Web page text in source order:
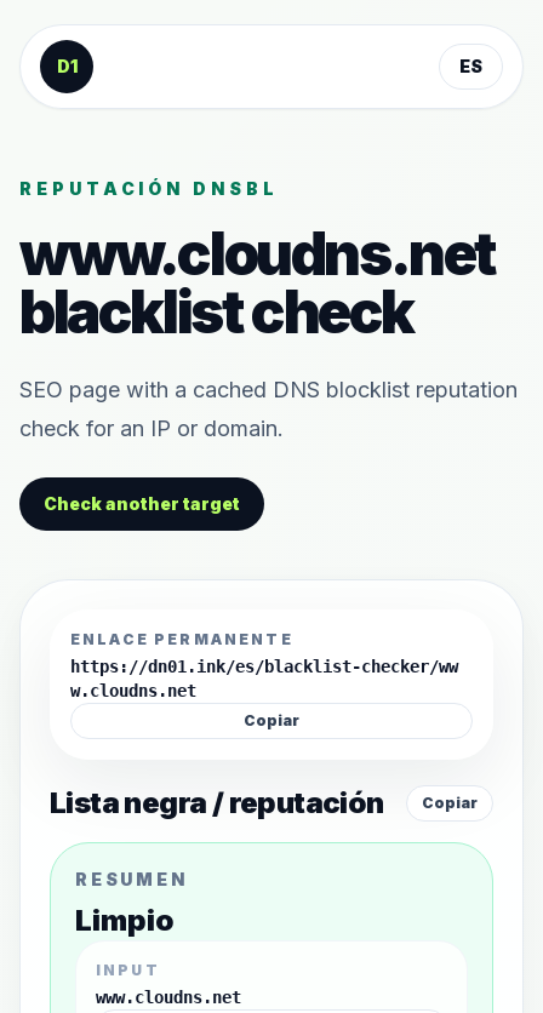
Saltar al contenido
D1
ES
REPUTACIÓN DNSBL
www.cloudns.net
blacklist check
SEO page with a cached DNS blocklist reputation
check for an IP or domain.
Check another target
ENLACE PERMANENTE
https://dn01.ink/es/blacklist-checker/ww
w.cloudns.net
Copiar
Lista negra / reputación Copiar
RESUMEN
Limpio
INPUT
www.cloudns.net